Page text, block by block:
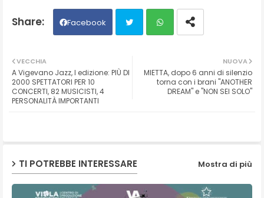
Facebook
ter ats
NUOVA
MIETTA, dopo 6 anni di silenzio
torna con i brani "ANOTHER
DREAM" e "NON SEI SOLO"
VECCHIA
A Vigevano Jazz, I edizione: PIÙ DI
2000 SPETTATORI PER 10
CONCERTI, 82 MUSICISTI, 4
PERSONALITÀ IMPORTANTI
TI POTREBBE INTERESSARE Mostra di più